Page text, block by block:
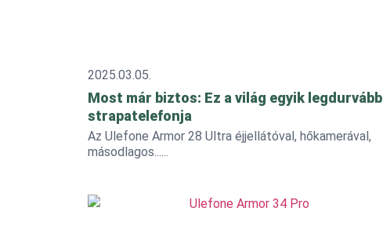
2025.03.05.
Most már biztos: Ez a világ egyik legdurvább
strapatelefonja
Az Ulefone Armor 28 Ultra éjjellátóval, hőkamerával,
másodlagos...